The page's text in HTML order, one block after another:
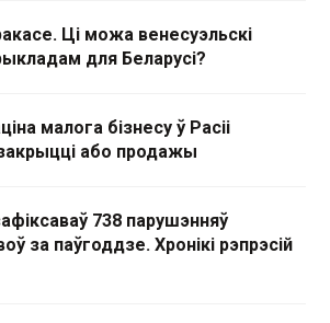
Ці можа венесуэльскі
для Беларусі?
малога бізнесу ў Расіі
або продажы
738 парушэнняў
за паўгоддзе. Хронікі рэпрэсій